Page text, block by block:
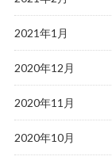
2021年1月
2020年12月
2020年11月
2020年10月